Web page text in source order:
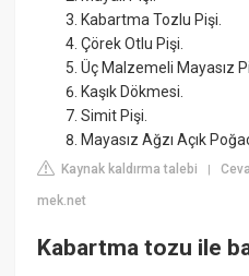
Kabartma Tozlu Pişi.
Çörek Otlu Pişi.
Üç Malzemeli Mayasız
Kaşık Dökmesi.
Simit Pişi.
Mayasız Ağzı Açık
Kaynak kaldırma talebi |
mek.net
Kabartma tozu ile